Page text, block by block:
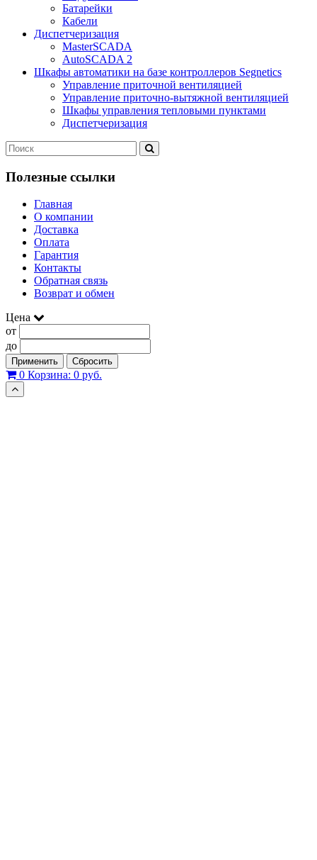
Батарейки
Кабели
Диспетчеризация
MasterSCADA
AutoSCADA 2
Шкафы автоматики на базе контроллеров Segnetics
Управление приточной вентиляцией
Управление приточно-вытяжной вентиляцией
Шкафы управления тепловыми пунктами
Диспетчеризация
Полезные ссылки
Главная
О компании
Доставка
Оплата
Гарантия
Контакты
Обратная связь
Возврат и обмен
Цена
от
до
Применить Сбросить
0 Корзина: 0 руб.